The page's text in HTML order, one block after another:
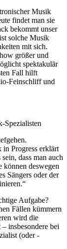
Musik
findet man sie
bekommt unser
solche Musik
mit sich.
größer und
spektakulär
Fall hilft
Feinschliff und
Spezialisten
Progress erklärt
dass man auch
deswegen
Sängers oder der
Aufgabe?
Fällen kümmern
wird die
insbesondere bei
(oder -